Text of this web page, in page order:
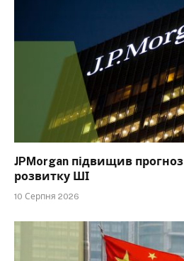
JPMorgan підвищив
розвитку ШІ
10 Серпня 2026